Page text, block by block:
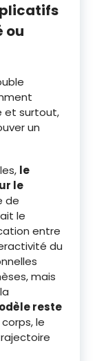
ou
et surtout,
un
le
le
de
le
entre
du
mais
reste
le